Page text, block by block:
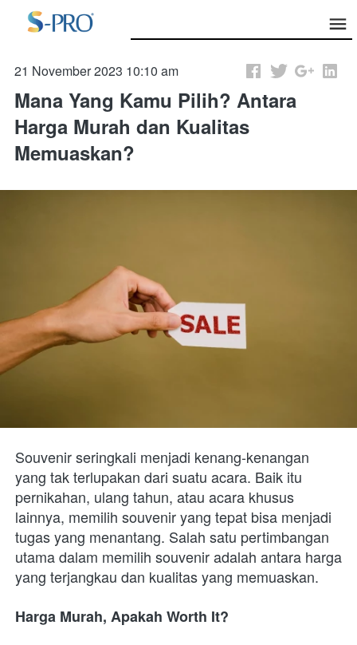
21 November 2023 10:10 am
Mana Yang Kamu Pilih? Antara
Harga Murah dan Kualitas
Memuaskan?
Souvenir seringkali menjadi kenang-kenangan
yang tak terlupakan dari suatu acara. Baik itu
pernikahan, ulang tahun, atau acara khusus
lainnya, memilih souvenir yang tepat bisa menjadi
tugas yang menantang. Salah satu pertimbangan
utama dalam memilih souvenir adalah antara harga
yang terjangkau dan kualitas yang memuaskan.
Harga Murah, Apakah Worth It?